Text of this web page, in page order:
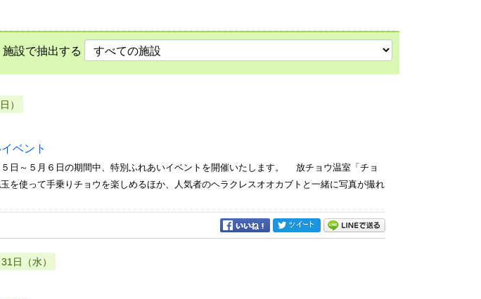
施設で抽出する
）
ベント
日～５月６日の期間中、特別ふれあいイベントを開催いたします。 放チョウ温室「チョ
を使って手乗りチョウを楽しめるほか、人気者のヘラクレスオオカブトと一緒に写真が撮れ
日（水）